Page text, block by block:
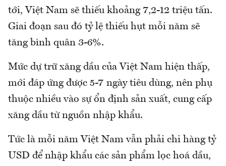
tới, Việt Nam sẽ thiếu khoảng 7,2-12 triệu tấn.
Giai đoạn sau đó tỷ lệ thiếu hụt mỗi năm sẽ
tăng bình quân 3-6%.
Mức dự trữ xăng dầu của Việt Nam hiện thấp,
mới đáp ứng được 5-7 ngày tiêu dùng, nên phụ
thuộc nhiều vào sự ổn định sản xuất, cung cấp
xăng dầu từ nguồn nhập khẩu.
Tức là mỗi năm Việt Nam vẫn phải chi hàng tỷ
USD để nhập khẩu các sản phẩm lọc hoá dầu,